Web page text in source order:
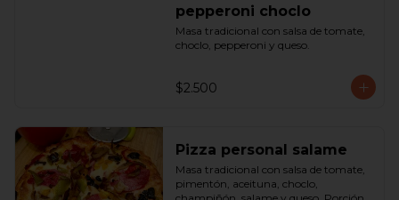
pepperoni choclo
Masa tradicional con salsa de tomate,
choclo, pepperoni y queso.
$2.500
Pizza personal salame
Masa tradicional con salsa de tomate,
pimentón, aceituna, choclo,